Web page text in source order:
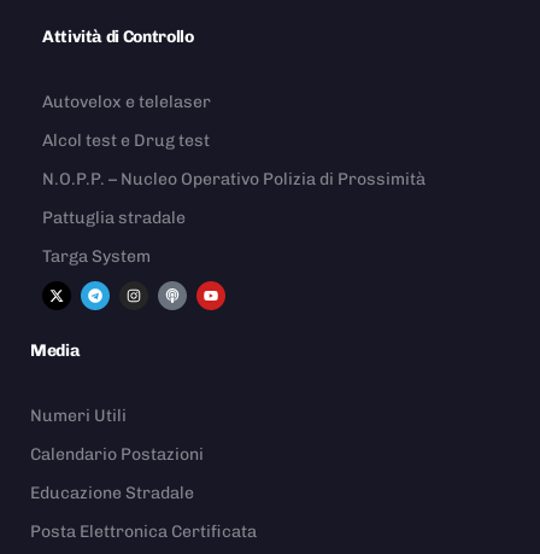
Attività di Controllo
Autovelox e telelaser
Alcol test e Drug test
N.O.P.P. – Nucleo Operativo Polizia di Prossimità
Pattuglia stradale
Targa System
Media
Numeri Utili
Calendario Postazioni
Educazione Stradale
Posta Elettronica Certificata